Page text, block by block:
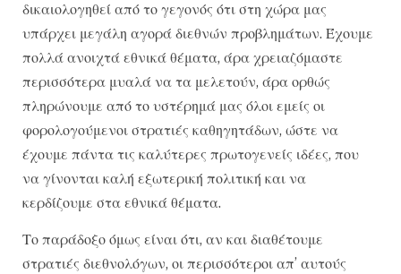
δικαιολογηθεί από το γεγονός ότι στη χώρα μας
υπάρχει μεγάλη αγορά διεθνών προβλημάτων. Έχουμε
πολλά ανοιχτά εθνικά θέματα, άρα χρειαζόμαστε
περισσότερα μυαλά να τα μελετούν, άρα ορθώς
πληρώνουμε από το υστέρημά μας όλοι εμείς οι
φορολογούμενοι στρατιές καθηγητάδων, ώστε να
έχουμε πάντα τις καλύτερες πρωτογενείς ιδέες, που
να γίνονται καλή εξωτερική πολιτική και να
κερδίζουμε στα εθνικά θέματα.
Το παράδοξο όμως είναι ότι, αν και διαθέτουμε
στρατιές διεθνολόγων, οι περισσότεροι απ’ αυτούς